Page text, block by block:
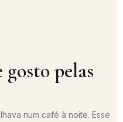
pelas
num café à noite. Esse